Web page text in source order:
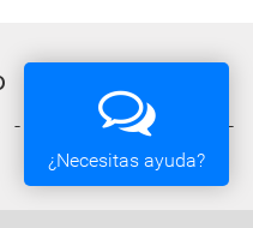
Vigo (Pontevedra) -
¿Necesitas ayuda?